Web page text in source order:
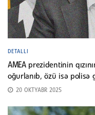
DETALLI
AMEA prezidentinin
oğurlanıb, özü isə polisə
20 OKTYABR 2025